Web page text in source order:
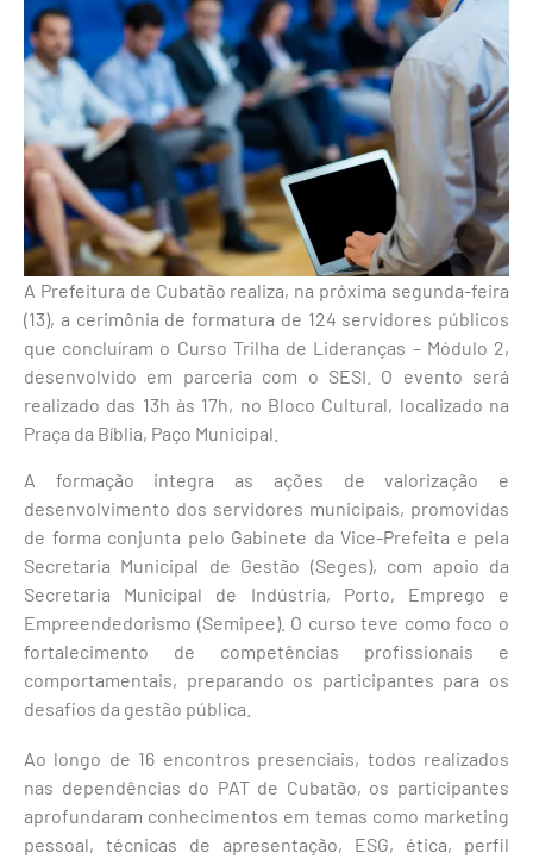
A Prefeitura de Cubatão realiza, na próxima segunda-feira
(13), a cerimônia de formatura de 124 servidores públicos
que concluíram o Curso Trilha de Lideranças – Módulo 2,
desenvolvido em parceria com o SESI. O evento será
realizado das 13h às 17h, no Bloco Cultural, localizado na
Praça da Bíblia, Paço Municipal.
A formação integra as ações de valorização e
desenvolvimento dos servidores municipais, promovidas
de forma conjunta pelo Gabinete da Vice-Prefeita e pela
Secretaria Municipal de Gestão (Seges), com apoio da
Secretaria Municipal de Indústria, Porto, Emprego e
Empreendedorismo (Semipee). O curso teve como foco o
fortalecimento de competências profissionais e
comportamentais, preparando os participantes para os
desafios da gestão pública.
Ao longo de 16 encontros presenciais, todos realizados
nas dependências do PAT de Cubatão, os participantes
aprofundaram conhecimentos em temas como marketing
pessoal, técnicas de apresentação, ESG, ética, perfil